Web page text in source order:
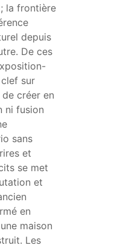
la frontière
depuis
De ces
sur
créer en
ni fusion
sans
et
se met
et
en
maison
Les